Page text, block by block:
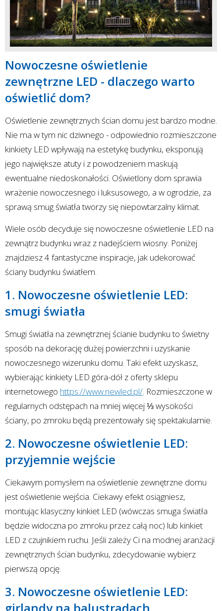
Nowoczesne oświetlenie
zewnętrzne LED - dlaczego warto
oświetlić dom?
Oświetlenie zewnętrznych ścian domu jest bardzo modne.
Nie ma w tym nic dziwnego - odpowiednio rozmieszczone
kinkiety LED wpływają na estetykę budynku, eksponują
jego największe atuty i z powodzeniem maskują
ewentualne niedoskonałości. Oświetlony dom sprawia
wrażenie nowoczesnego i luksusowego, a w ogrodzie, za
sprawą smug światła tworzy się niepowtarzalny klimat.
Wiele osób decyduje się nowoczesne oświetlenie LED na
zewnątrz budynku wraz z nadejściem wiosny. Poniżej
znajdziesz 4 fantastyczne inspiracje, jak udekorować
ściany budynku światłem.
1. Nowoczesne oświetlenie LED:
smugi światła
Smugi światła na zewnętrznej ścianie budynku to świetny
sposób na dekorację dużej powierzchni i uzyskanie
nowoczesnego wizerunku domu. Taki efekt uzyskasz,
wybierając kinkiety LED góra-dół z oferty sklepu
internetowego https://www.newled.pl/. Rozmieszczone w
regularnych odstępach na mniej więcej ⅓ wysokości
ściany, po zmroku będą prezentowały się spektakularnie.
2. Nowoczesne oświetlenie LED:
przyjemnie wejście
Ciekawym pomysłem na oświetlenie zewnętrzne domu
jest oświetlenie wejścia. Ciekawy efekt osiągniesz,
montując klasyczny kinkiet LED (wówczas smuga światła
będzie widoczna po zmroku przez całą noc) lub kinkiet
LED z czujnikiem ruchu. Jeśli zależy Ci na modnej aranżacji
zewnętrznych ścian budynku, zdecydowanie wybierz
pierwszą opcję.
3. Nowoczesne oświetlenie LED: